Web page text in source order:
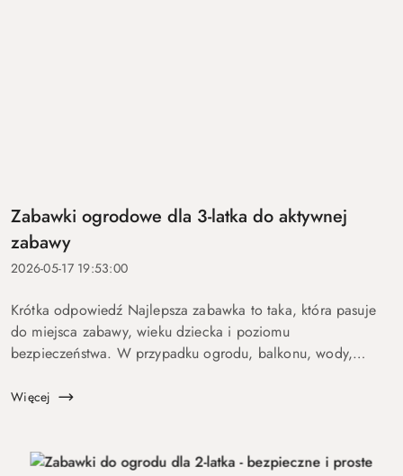
Zabawki ogrodowe dla 3-latka do aktywnej
zabawy
2026-05-17 19:53:00
Krótka odpowiedź Najlepsza zabawka to taka, która pasuje
do miejsca zabawy, wieku dziecka i poziomu
bezpieczeństwa. W przypadku ogrodu, balkonu, wody,
zasady, trwałość, ł...
Więcej